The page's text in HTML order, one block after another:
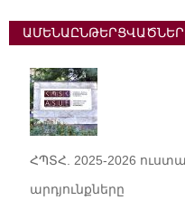
ՀՊՏՀ. 2025-2026
արդյունքները